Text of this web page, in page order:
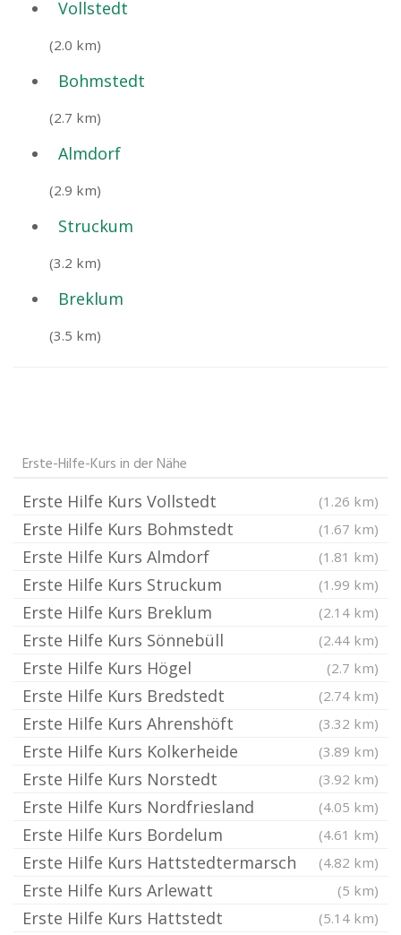
Vollstedt
(2.0 km)
Bohmstedt
(2.7 km)
Almdorf
(2.9 km)
Struckum
(3.2 km)
Breklum
(3.5 km)
Erste-Hilfe-Kurs in der Nähe
Erste Hilfe Kurs Vollstedt (1.26 km)
Erste Hilfe Kurs Bohmstedt (1.67 km)
Erste Hilfe Kurs Almdorf (1.81 km)
Erste Hilfe Kurs Struckum (1.99 km)
Erste Hilfe Kurs Breklum (2.14 km)
Erste Hilfe Kurs Sönnebüll (2.44 km)
Erste Hilfe Kurs Högel (2.7 km)
Erste Hilfe Kurs Bredstedt (2.74 km)
Erste Hilfe Kurs Ahrenshöft (3.32 km)
Erste Hilfe Kurs Kolkerheide (3.89 km)
Erste Hilfe Kurs Norstedt (3.92 km)
Erste Hilfe Kurs Nordfriesland (4.05 km)
Erste Hilfe Kurs Bordelum (4.61 km)
Erste Hilfe Kurs Hattstedtermarsch (4.82 km)
Erste Hilfe Kurs Arlewatt (5 km)
Erste Hilfe Kurs Hattstedt (5.14 km)